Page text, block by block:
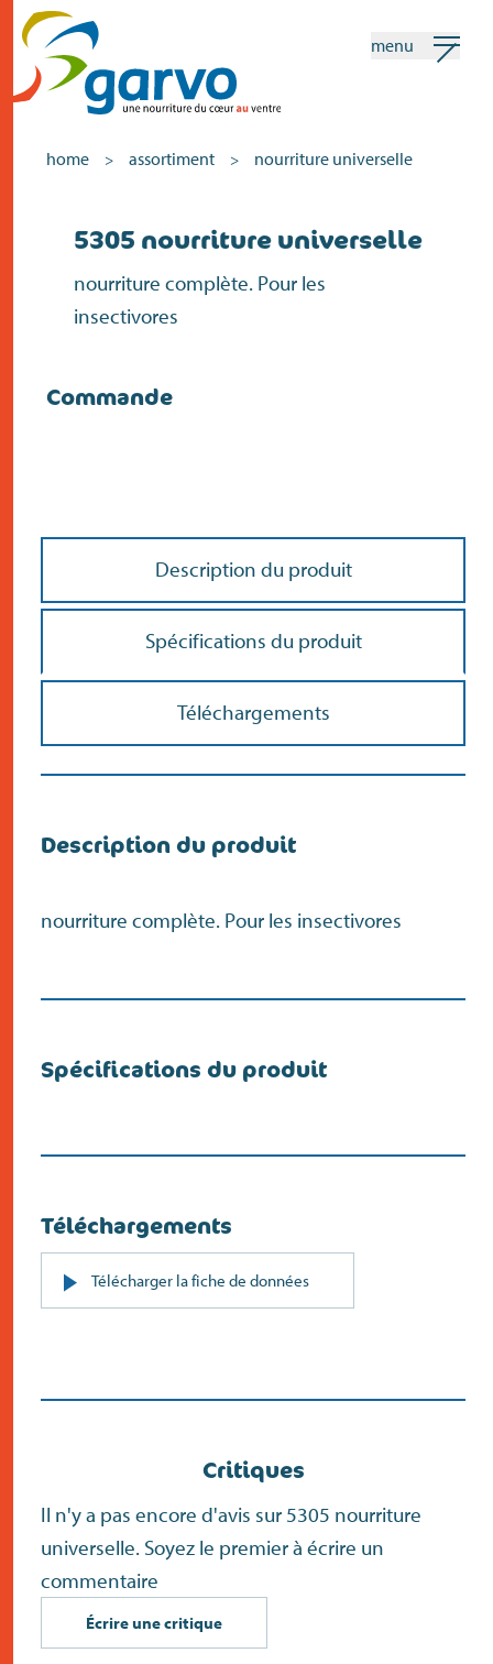
home
le coeur
vente
menu
home > assortiment > nourriture universelle
5305 nourriture universelle
nourriture complète. Pour les
insectivores
Commande
Description du produit
Spécifications du produit
Téléchargements
Description du produit
nourriture complète. Pour les insectivores
Spécifications du produit
Téléchargements
Télécharger la fiche de donnéesPDF
(s’ouvre
Critiques
Il n'y a pas encore d'avis sur 5305 nourriture
universelle. Soyez le premier à écrire un
commentaire
Écrire une critique